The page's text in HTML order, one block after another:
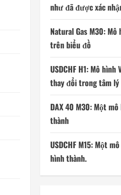
như đã được xác
Natural Gas M30:
trên biểu đồ
USDCHF H1: Mô
thay đổi trong tâm
DAX 40 M30: Một
thành
USDCHF M15: Một
hình thành.